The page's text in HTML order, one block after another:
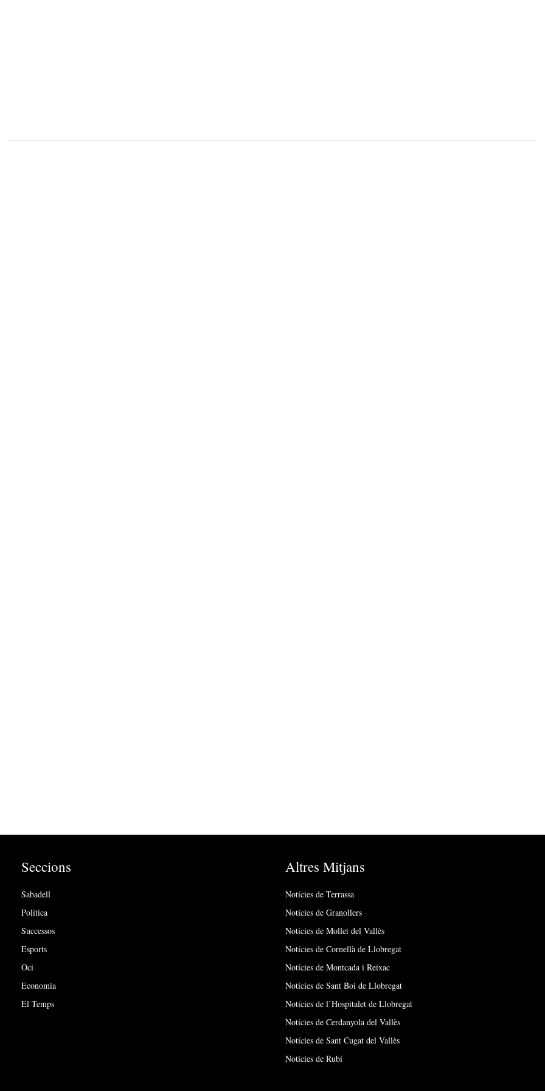
Seccions
Sabadell
Política
Successos
Esports
Oci
Economia
El Temps
Altres Mitjans
Notícies de Terrassa
Notícies de Granollers
Notícies de Mollet del Vallès
Notícies de Cornellà de Llobregat
Notícies de Montcada i Reixac
Notícies de Sant Boi de Llobregat
Notícies de l’Hospitalet de Llobregat
Notícies de Cerdanyola del Vallès
Notícies de Sant Cugat del Vallès
Notícies de Rubí